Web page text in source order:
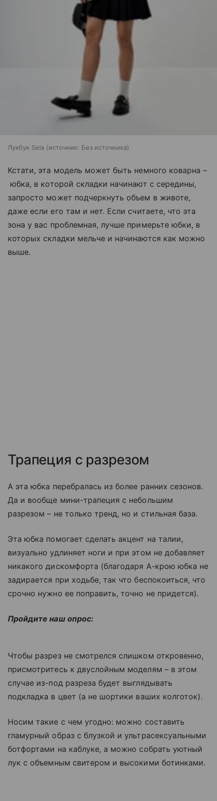
Лукбук Sela источник: Без источника
Кстати, эта модель может быть немного коварна –
юбка, в которой складки начинают с середины,
запросто может подчеркнуть объем в животе,
даже если его там и нет. Если считаете, что эта
зона у вас проблемная, лучше примерьте юбки, в
которых складки мельче и начинаются как можно
выше.
Трапеция с разрезом
А эта юбка перебралась из более ранних сезонов.
Да и вообще мини-трапеция с небольшим
разрезом – не только тренд, но и стильная база.
Эта юбка помогает сделать акцент на талии,
визуально удлиняет ноги и при этом не добавляет
никакого дискомфорта (благодаря А-крою юбка не
задирается при ходьбе, так что беспокоиться, что
срочно нужно ее поправить, точно не придется).
Пройдите наш опрос:
Чтобы разрез не смотрелся слишком откровенно,
присмотритесь к двуслойным моделям – в этом
случае из-под разреза будет выглядывать
подкладка в цвет (а не шортики ваших колготок).
Носим такие с чем угодно: можно составить
гламурный образ с блузкой и ультрасексуальными
ботфортами на каблуке, а можно собрать уютный
лук с объемным свитером и высокими ботинками.